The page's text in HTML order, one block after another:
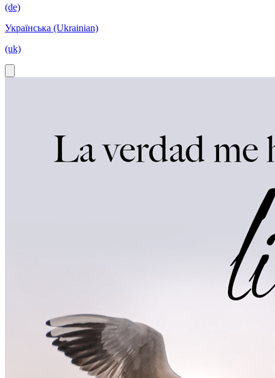
(de)
Українська (Ukrainian)
(uk)